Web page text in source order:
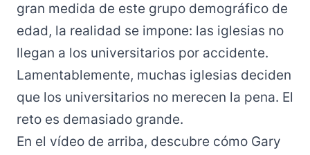
gran medida de este grupo demográfico de
edad, la realidad se impone: las iglesias no
llegan a los universitarios por accidente.
Lamentablemente, muchas iglesias deciden
que los universitarios no merecen la pena. El
reto es demasiado grande.
En el vídeo de arriba, descubre cómo Gary